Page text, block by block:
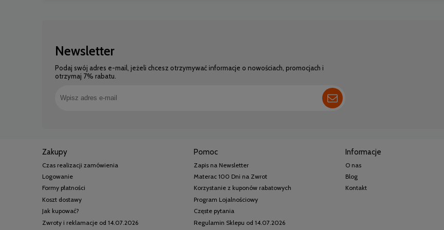
Newsletter
Podaj swój adres e-mail, jeżeli chcesz otrzymywać informacje o nowościach, promocjach i
otrzymaj 7% rabatu.
Zakupy
Czas realizacji zamówienia
Logowanie
Formy płatności
Koszt dostawy
Jak kupować?
Zwroty i reklamacje od 14.07.2026
Pomoc
Zapis na Newsletter
Materac 100 Dni na Zwrot
Korzystanie z kuponów rabatowych
Program Lojalnościowy
Częste pytania
Regulamin Sklepu od 14.07.2026
Informacje
O nas
Blog
Kontakt